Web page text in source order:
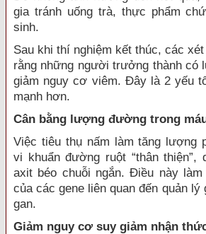
gia tránh uống trà, thực phẩm
sinh.
Sau khi thí nghiệm kết thúc, các
rằng những người trưởng thành có
giảm nguy cơ viêm. Đây là 2 yếu
mạnh hơn.
Cân bằng lượng đường trong
Việc tiêu thụ nấm làm tăng lượng
vi khuẩn đường ruột “thân thiện”,
axit béo chuỗi ngắn. Điều này
của các gene liên quan đến quản
gan.
Giảm nguy cơ suy giảm nhận